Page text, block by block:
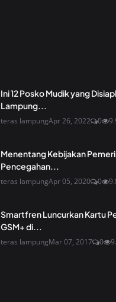
Ini 12 Posko Mudik yang
Lampung...
teras lampungApr 26, 2022 0
Menentang Kebijakan
Pencegahan...
teras lampungApr 05, 2020 0
Smartfren Luncurkan Kartu
GSM+ di...
teras lampungMar 07, 2017 0